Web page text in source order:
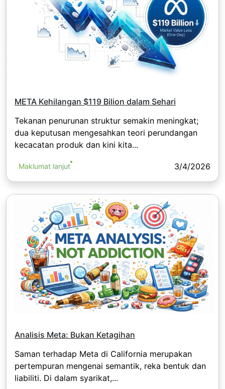
META Kehilangan $119 Bilion dalam Sehari
Tekanan penurunan struktur semakin meningkat;
dua keputusan mengesahkan teori perundangan
kecacatan produk dan kini kita...
Maklumat lanjut 3/4/2026
Analisis Meta: Bukan Ketagihan
Saman terhadap Meta di California merupakan
pertempuran mengenai semantik, reka bentuk dan
liabiliti. Di dalam syarikat,...